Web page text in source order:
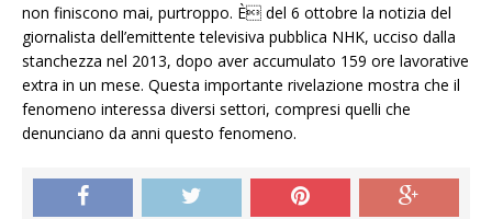
non finiscono mai, purtroppo. È del 6 ottobre la notizia del
giornalista dell’emittente televisiva pubblica NHK, ucciso dalla
stanchezza nel 2013, dopo aver accumulato 159 ore lavorative
extra in un mese. Questa importante rivelazione mostra che il
fenomeno interessa diversi settori, compresi quelli che
denunciano da anni questo fenomeno.